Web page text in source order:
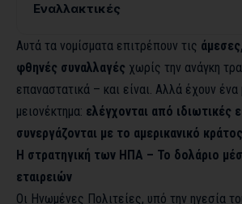
Εναλλακτικές
Αυτά τα νομίσματα επιτρέπουν τις
φθηνές συναλλαγές χωρίς την ανάγκη
επαναστατικά – και είναι. Αλλά έχουν ένα
μειονέκτημα: ελέγχονται από ιδιωτικές
συνεργάζονται με το αμερικανικό κράτος
Η στρατηγική των ΗΠΑ – Το δολάριο
εταιρειών
Οι Ηνωμένες Πολιτείες, υπό την ηγεσία